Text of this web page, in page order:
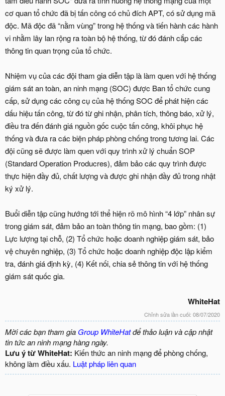
cơ quan tổ chức đã bị tấn công có chủ đích APT, có sử dụng mã
độc. Mã độc đã “nằm vùng” trong hệ thống và tiến hành các hành
vi nhằm lây lan rộng ra toàn bộ hệ thống, từ đó đánh cắp các
thông tin quan trọng của tổ chức.
Nhiệm vụ của các đội tham gia diễn tập là làm quen với hệ thống
giám sát an toàn, an ninh mạng (SOC) được Ban tổ chức cung
cấp, sử dụng các công cụ của hệ thống SOC để phát hiện các
dấu hiệu tấn công, từ đó từ ghi nhận, phân tích, thông báo, xử lý,
điều tra đến đánh giá nguồn gốc cuộc tấn công, khôi phục hệ
thống và đưa ra các biện pháp phòng chống trong tương lai. Các
đội cũng sẽ được làm quen với quy trình xử lý chuẩn SOP
(Standard Operation Producres), đảm bảo các quy trình được
thực hiện đầy đủ, chất lượng và được ghi nhận đầy đủ trong nhật
ký xử lý.
Buổi diễn tập cũng hướng tới thể hiện rõ mô hình “4 lớp” nhân sự
trong giám sát, đảm bảo an toàn thông tin mạng, bao gồm: (1)
Lực lượng tại chỗ, (2) Tổ chức hoặc doanh nghiệp giám sát, bảo
vệ chuyên nghiệp, (3) Tổ chức hoặc doanh nghiệp độc lập kiểm
tra, đánh giá định kỳ, (4) Kết nối, chia sẻ thông tin với hệ thống
giám sát quốc gia.
WhiteHat
Chỉnh sửa lần cuối: 08/07/2020
Mời các bạn tham gia Group WhiteHatđể thảo luận và cập nhật
tin tức an ninh mạng hàng ngày.
Lưu ý từ WhiteHat: Kiến thức an ninh mạng để phòng chống,
không làm điều xấu. Luật pháp liên quan